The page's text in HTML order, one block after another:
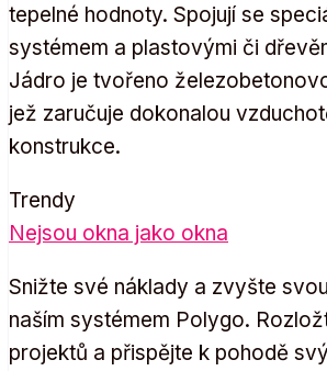
tepelné hodnoty. Spojují se
systémem a plastovými či
Jádro je tvořeno
jež zaručuje dokonalou
konstrukce.
Trendy
Nejsou okna jako okna
Snižte své náklady a zvyšte
naším systémem Polygo.
projektů a přispějte k pohodě